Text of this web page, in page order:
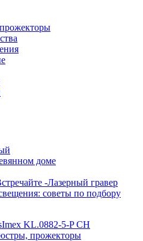
доме
-Лазерный гравер
советы по подбору
Imex KL.0882-5-P CH
прожекторы